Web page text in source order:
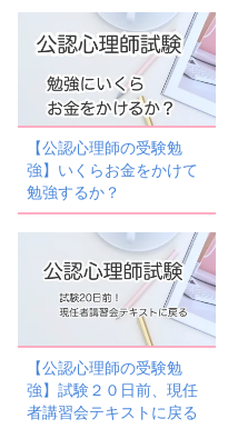
【公認心理師の受験勉
強】いくらお金をかけて
勉強するか？
【公認心理師の受験勉
強】試験２０日前、現任
者講習会テキストに戻る